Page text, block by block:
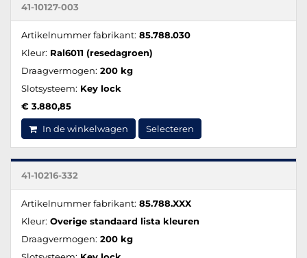
41-10127-003
Artikelnummer fabrikant: 85.788.030
Kleur: Ral6011 (resedagroen)
Draagvermogen: 200 kg
Slotsysteem: Key lock
€ 3.880,85
In de winkelwagen Selecteren
41-10216-332
Artikelnummer fabrikant: 85.788.XXX
Kleur: Overige standaard lista kleuren
Draagvermogen: 200 kg